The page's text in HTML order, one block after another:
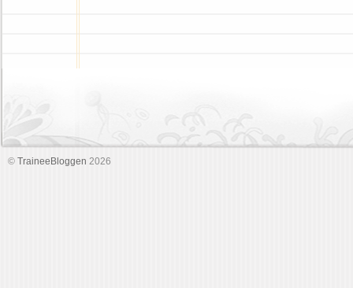
© TraineeBloggen 2026